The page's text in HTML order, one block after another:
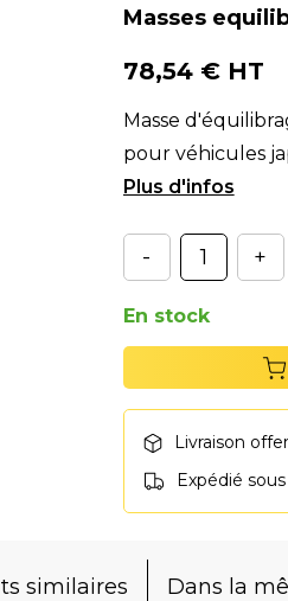
Masses
78,54 € HT
Masse
pour véhicules
MITSUBISHI...)
- +
En stock
Livraison
Expédié
similaires Dans la